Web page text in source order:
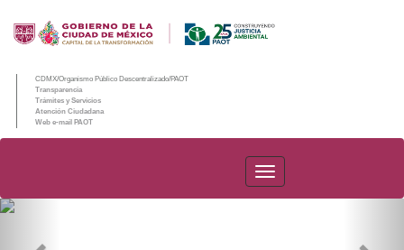
CDMX/Organismo Público Descentralizado/PAOT
Transparencia
Trámites y Servicios
Atención Ciudadana
Web e-mail PAOT
PAOT